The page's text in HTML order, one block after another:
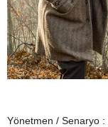
Yönetmen / Senaryo :